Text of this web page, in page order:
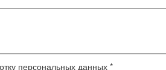
персональных данных *